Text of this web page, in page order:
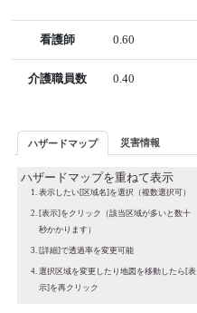
看護師 0.60
介護職員数 0.40
ハザードマップ 災害情報
ハザードマップを重ねて表示
表示したい[区域名]を選択（複数選択可）
[表示]をクリック（該当区域が多いと数十
秒かかります）
[詳細]で透過率を変更可能
選択区域を変更したり地図を移動したら[表
示]を再クリック